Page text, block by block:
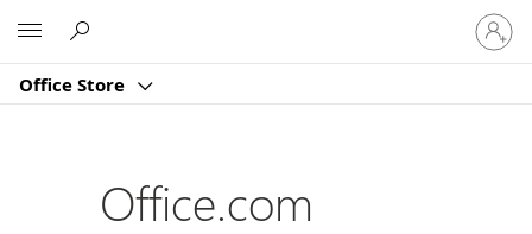
Office Store
Bei
Ihrem
Konto
Office.com